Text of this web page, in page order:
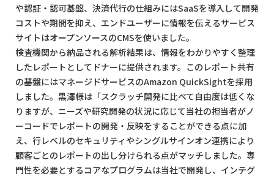
や認証・認可基盤、決済代行の仕組みにはSaaSを導入して開発
コストや期間を抑え、エンドユーザーに情報を伝えるサービス
サイトはオープンソースのCMSを使いました。
検査機関から納品される解析結果は、情報をわかりやすく整理
したレポートとしてドナーに提供されます。このレポート共有
の基盤にはマネージドサービスのAmazon QuickSightを採用
しました。黒澤様は「スクラッチ開発に比べて自由度は低くな
りますが、ニーズや研究開発の状況に応じて当社の担当者がノ
ーコードでレポートの開発・反映をすることができる点に加
え、行レベルのセキュリティやシングルサインオン連携により
顧客ごとのレポートの出し分けられる点がマッチしました。専
門性を必要とするコアなプログラムは当社で開発し、インテグ